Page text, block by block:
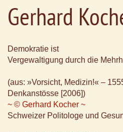
Gerhard
Demokratie ist
Vergewaltigung durch die
(aus: »Vorsicht, Medizin!« –
Denkanstösse [2006])
~ © Gerhard Kocher ~
Schweizer Politologe und